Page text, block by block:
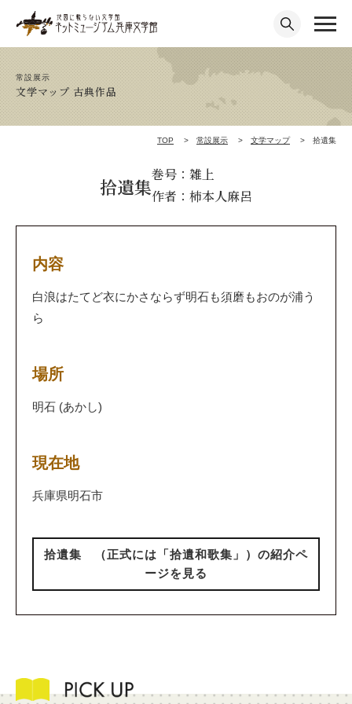
常設展示
文学マップ 古典作品
TOP 常設展示 文学マップ 拾遺集
拾遺集
巻号：雑上
作者：柿本人麻呂
内容
白浪はたてど衣にかさならず明石も須磨もおのが浦う
ら
場所
明石 (あかし)
現在地
兵庫県明石市
拾遺集 （正式には「拾遺和歌集」）の紹介ペ
ージを見る